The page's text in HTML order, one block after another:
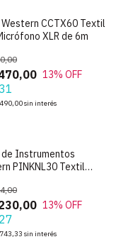
CCTX60 Textil
XLR de 6m
13% OFF
sin interés
Instrumentos
PINKNL30 Textil
13% OFF
sin interés